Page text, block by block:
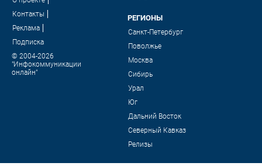
Контакты
Реклама
Подписка
© 2004-2026
"Инфокоммуникации
онлайн"
РЕГИОНЫ
Санкт-Петербург
Поволжье
Москва
Сибирь
Урал
Юг
Дальний Восток
Северный Кавказ
Релизы